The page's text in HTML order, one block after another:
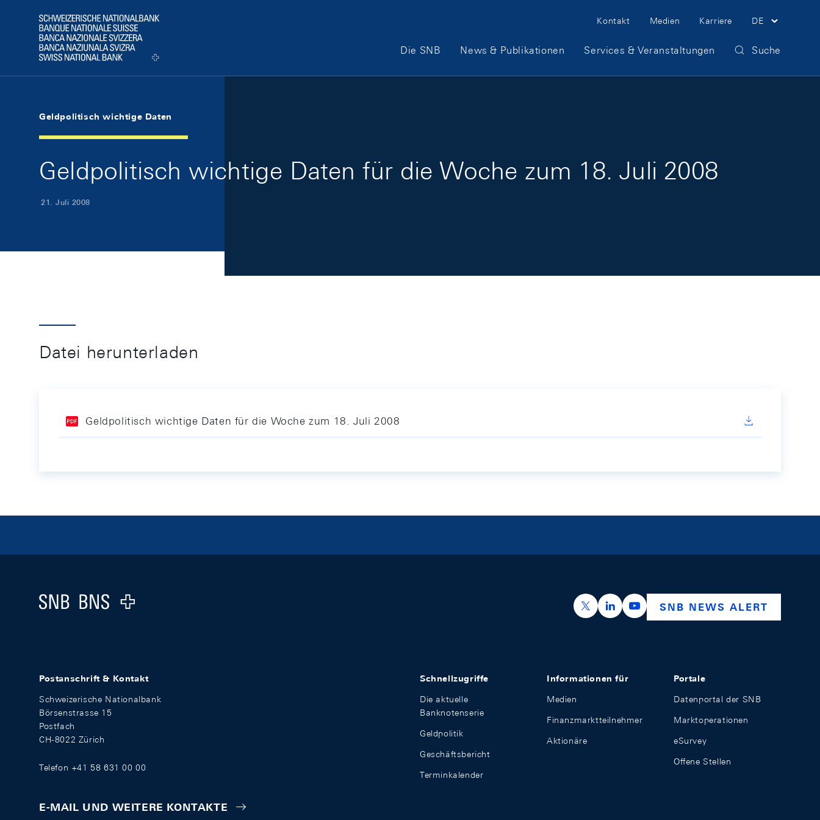
Logo
Meta Navigation
Kontakt Medien Karriere DE
Hauptnavigation
Die SNB News & Publikationen Services & Veranstaltungen Suche
Geldpolitisch wichtige Daten
Geldpolitisch wichtige Daten für die Woche zum 18. Juli 2008
21. Juli 2008
Datei herunterladen
Geldpolitisch wichtige Daten für die Woche zum 18. Juli 2008
Logo
https://x.com/snb_bns
https://ch.linkedin.com/company/swiss-
https://www.youtube.com/
SNB NEWS ALERT
Postanschrift & Kontakt
Schweizerische Nationalbank
Börsenstrasse 15
Postfach
CH-8022 Zürich
Telefon +41 58 631 00 00
E-MAIL UND WEITERE KONTAKTE
Schnellzugriffe
Die aktuelle
Banknotenserie
Geldpolitik
Geschäftsbericht
Terminkalender
Informationen für
Medien
Finanzmarktteilnehmer
Aktionäre
Portale
Datenportal der SNB
Marktoperationen
eSurvey
Offene Stellen